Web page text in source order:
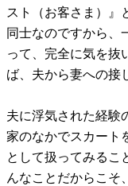
スト（お客さま）』
同士なのですから、
って、完全に気を抜
ば、夫から妻への接
夫に浮気された経験
家のなかでスカート
として扱ってみるこ
んなことだからこそ